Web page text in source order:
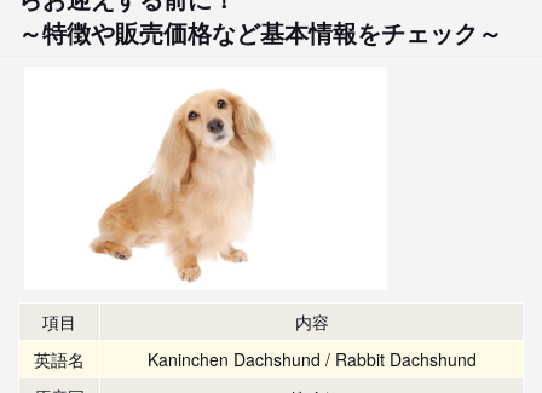
～特徴や販売価格など基本情報をチェック～
項目
内容
英語名
Kaninchen Dachshund / Rabbit Dachshund